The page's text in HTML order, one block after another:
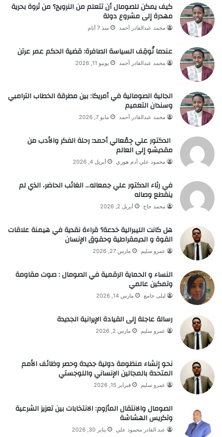
كيف يمكن للصومال أن تتعلم من النرويج؟ من ثروة بحرية
مهدرة إلى مشروع دولة
محمد عبدالقادر أحمد منذ 7 أيام
عندما تُوقِف السياسة الصافرة: قضية الحكم عمر عرتن
محمد عبدالقادر أحمد يونيو 11, 2026
الجالية الصومالية في أمريكا: بين مطرقة الخطاب الترامبي
وسندان التعميم
محمد عبدالقادر أحمد مايو 7, 2026
الدكتور علي جِمْعالي أحمد: رحلة الفكر والأدب من
مقديشو إلى العالم
محمود علي آدم هوري أبريل 4, 2026
في رثاء الدكتور علي جمعاله… الغائب الحاضر، الذي لم
ينقطع وصاله
محمد حاج أبريل 2, 2026
هل كانت الليبرالية خدعة؟ قراءة نقدية في هيمنة علاقات
القوة و الديمقراطية وحقوق الإنسان
عمرو سليم مارس 27, 2026
النساء و الحماية الرقمية في الصومال : صوت مقاومة
وتمكين عالمي
ليلى جامع مارس 14, 2026
رسالة عاجلة إلى القيادة الإيرانية الجديدة
عمرو سليم مارس 2, 2026
نحو إنشاء منظومة دولية جديدة وحصر وظائف الأمم
المتحدة بالمجالين الإنساني واللوجستي
عمرو سليم فبراير 15, 2026
الصومال والانتقال المأزوم: الانتخابات بين تعزيز الشرعية
وتكريس الهشاشة
عبد القادر محمود علي يناير 30, 2026